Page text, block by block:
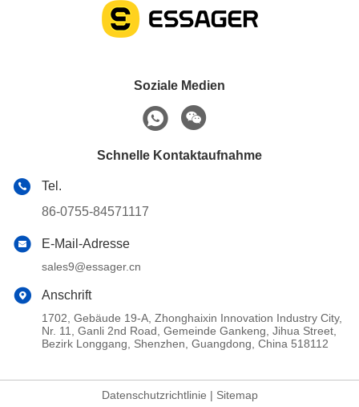
Soziale Medien
Schnelle Kontaktaufnahme
Tel.
86-0755-84571117
E-Mail-Adresse
sales9@essager.cn
Anschrift
1702, Gebäude 19-A, Zhonghaixin Innovation Industry City,
Nr. 11, Ganli 2nd Road, Gemeinde Gankeng, Jihua Street,
Bezirk Longgang, Shenzhen, Guangdong, China 518112
Datenschutzrichtlinie | Sitemap